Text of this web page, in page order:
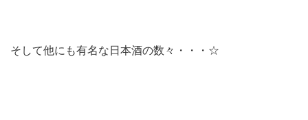
そして他にも有名な日本酒の数々・・・☆